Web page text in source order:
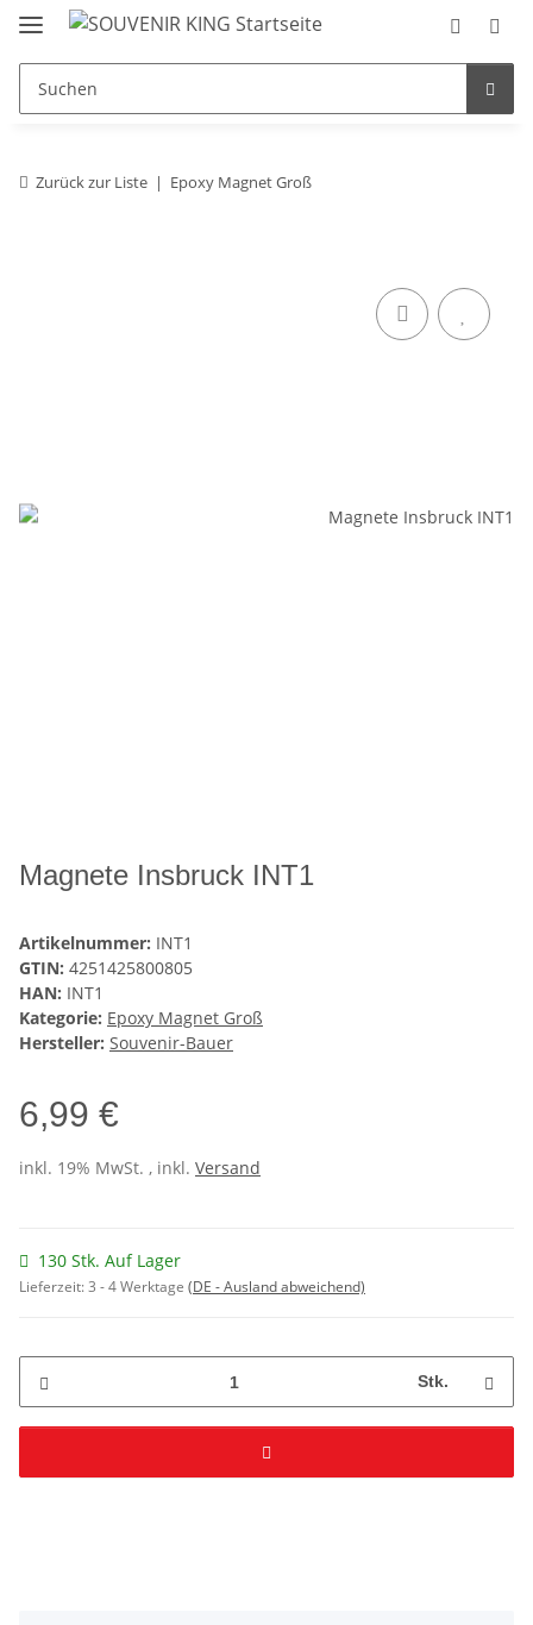
Zurück zur Liste Epoxy Magnet Groß
Magnete Insbruck INT1
Artikelnummer: INT1
GTIN: 4251425800805
HAN: INT1
Kategorie: Epoxy Magnet Groß
Hersteller: Souvenir-Bauer
6,99 €
inkl. 19% MwSt. , inkl. Versand
130 Stk. Auf Lager
Lieferzeit:3 - 4 Werktage (DE - Ausland abweichend)
Stk.